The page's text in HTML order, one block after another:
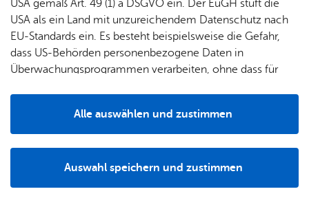
t­leis­
tun­gen
A–Z
For­
kannt­
ma­
chun­
& TV
Pres­se
& Be­
treu­
ung
Potz­
be­
treu­
ung
Schu­
len
Um­
welt &
Kli­ma­
Sa­nie­
ren &
bi­li­en
Stadt­
Se­nio­
ren
Woh­
nen
re­frei
Pfle­ge
& Un­
ter­stüt­
zung
Ver­tie­fen­de In­for­ma­tio­nen
44. BIm­SchV an­zei­gen
USA gemäß Art. 49 (1) a DSGVO ein. Der EuGH stuft die
USA als ein Land mit unzureichendem Datenschutz nach
EU-Standards ein. Es besteht beispielsweise die Gefahr,
dass US-Behörden personenbezogene Daten in
Überwachungsprogrammen verarbeiten, ohne dass für
Auswahl speichern und zustimmen
Alle auswählen und zustimmen